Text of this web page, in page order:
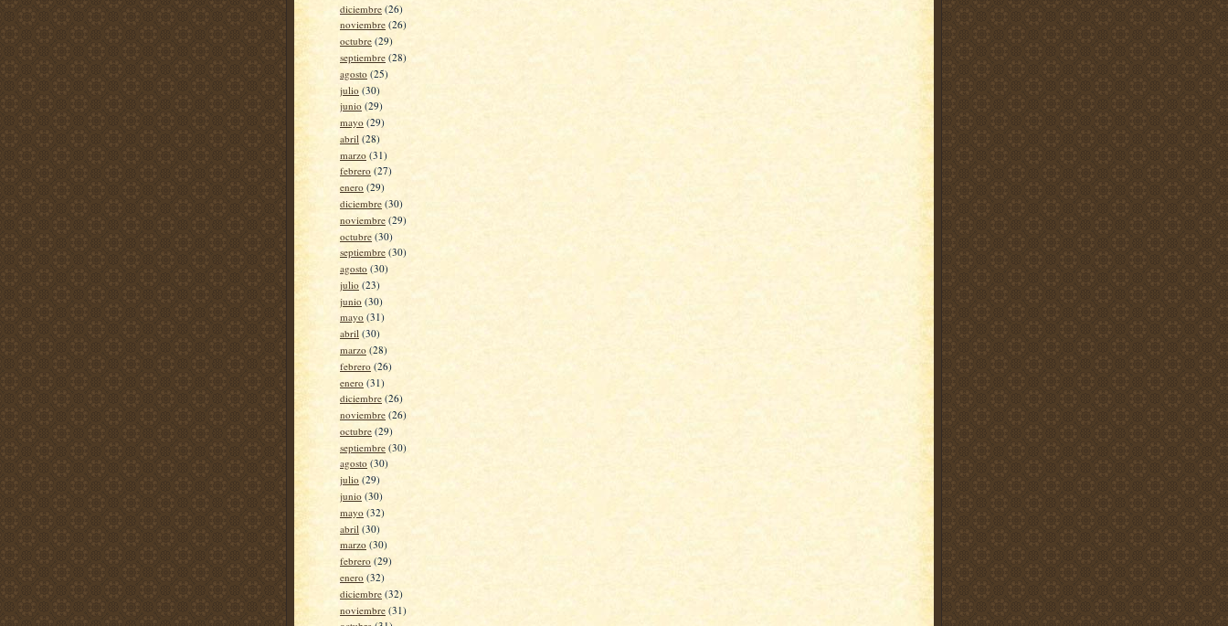
diciembre (26)
noviembre (26)
octubre (29)
septiembre (28)
agosto (25)
julio (30)
junio (29)
mayo (29)
abril (28)
marzo (31)
febrero (27)
enero (29)
diciembre (30)
noviembre (29)
octubre (30)
septiembre (30)
agosto (30)
julio (23)
junio (30)
mayo (31)
abril (30)
marzo (28)
febrero (26)
enero (31)
diciembre (26)
noviembre (26)
octubre (29)
septiembre (30)
agosto (30)
julio (29)
junio (30)
mayo (32)
abril (30)
marzo (30)
febrero (29)
enero (32)
diciembre (32)
noviembre (31)